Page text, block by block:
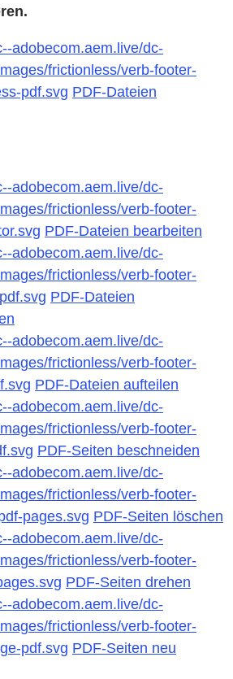
adobecom.aem.live/dc-
frictionless/verb-footer-
pdf.svg PDF-Dateien
adobecom.aem.live/dc-
frictionless/verb-footer-
PDF-Dateien bearbeiten
adobecom.aem.live/dc-
frictionless/verb-footer-
PDF-Dateien
adobecom.aem.live/dc-
frictionless/verb-footer-
PDF-Dateien aufteilen
adobecom.aem.live/dc-
frictionless/verb-footer-
PDF-Seiten beschneiden
adobecom.aem.live/dc-
frictionless/verb-footer-
pages.svg PDF-Seiten löschen
adobecom.aem.live/dc-
frictionless/verb-footer-
PDF-Seiten drehen
adobecom.aem.live/dc-
frictionless/verb-footer-
pdf.svg PDF-Seiten neu